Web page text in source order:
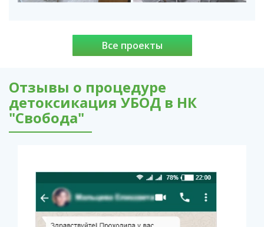
Все проекты
Отзывы о процедуре
детоксикация УБОД в НК
"Свобода"